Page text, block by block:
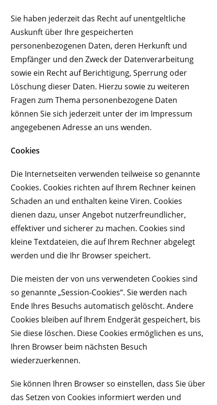
Sie haben jederzeit das Recht auf unentgeltliche
Auskunft über Ihre gespeicherten
personenbezogenen Daten, deren Herkunft und
Empfänger und den Zweck der Datenverarbeitung
sowie ein Recht auf Berichtigung, Sperrung oder
Löschung dieser Daten. Hierzu sowie zu weiteren
Fragen zum Thema personenbezogene Daten
können Sie sich jederzeit unter der im Impressum
angegebenen Adresse an uns wenden.
Cookies
Die Internetseiten verwenden teilweise so genannte
Cookies. Cookies richten auf Ihrem Rechner keinen
Schaden an und enthalten keine Viren. Cookies
dienen dazu, unser Angebot nutzerfreundlicher,
effektiver und sicherer zu machen. Cookies sind
kleine Textdateien, die auf Ihrem Rechner abgelegt
werden und die Ihr Browser speichert.
Die meisten der von uns verwendeten Cookies sind
so genannte „Session-Cookies“. Sie werden nach
Ende Ihres Besuchs automatisch gelöscht. Andere
Cookies bleiben auf Ihrem Endgerät gespeichert, bis
Sie diese löschen. Diese Cookies ermöglichen es uns,
Ihren Browser beim nächsten Besuch
wiederzuerkennen.
Sie können Ihren Browser so einstellen, dass Sie über
das Setzen von Cookies informiert werden und